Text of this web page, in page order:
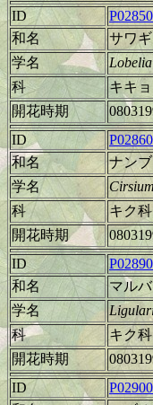
ID
P02850
和名
サワ
学名
科
キキ
開花時期
ID
P02860
和名
ナン
学名
科
キク科
開花時期
ID
P02890
和名
マル
学名
科
キク科
開花時期
ID
P02900